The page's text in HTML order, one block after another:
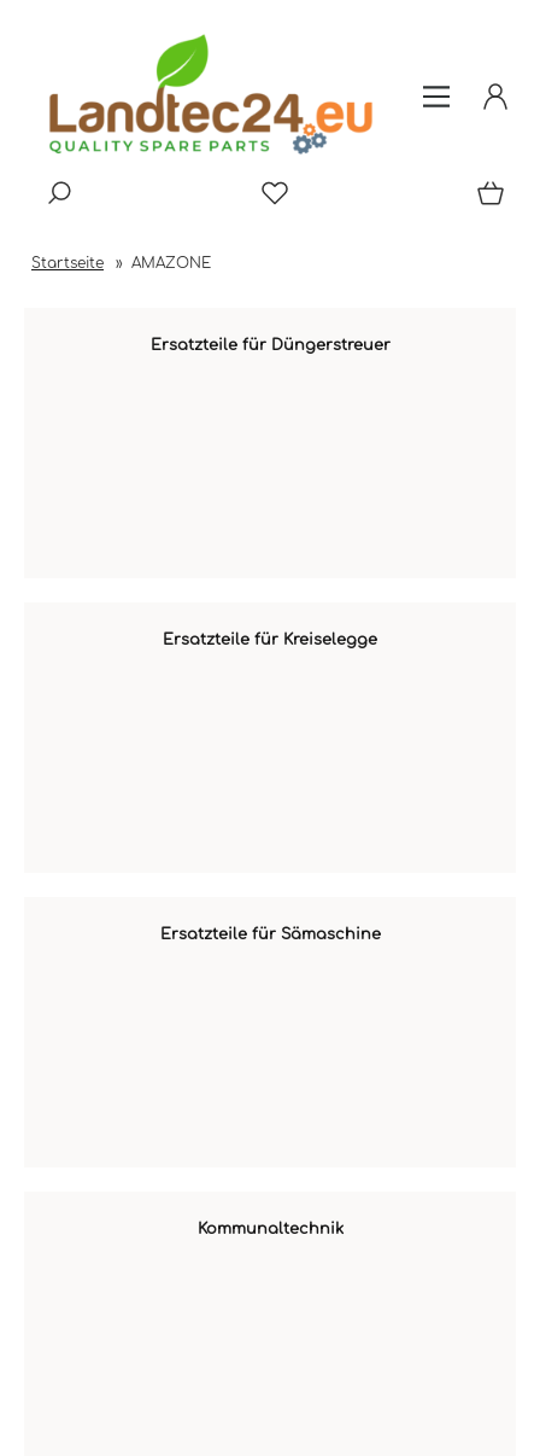
Startseite » AMAZONE
Ersatzteile für Düngerstreuer
Ersatzteile für Kreiselegge
Ersatzteile für Sämaschine
Kommunaltechnik